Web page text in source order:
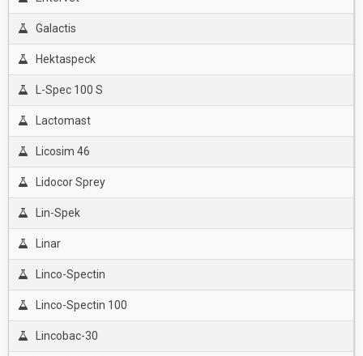
Galactis
Hektaspeck
L-Spec 100 S
Lactomast
Licosim 46
Lidocor Sprey
Lin-Spek
Linar
Linco-Spectin
Linco-Spectin 100
Lincobac-30